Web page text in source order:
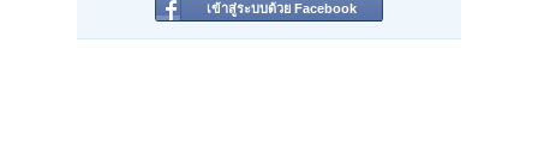
เข้าสู่ระบบด้วย Facebook